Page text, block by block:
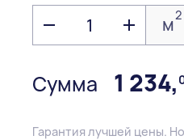
м2
Сумма 1 234,
Гарантия лучшей цены.